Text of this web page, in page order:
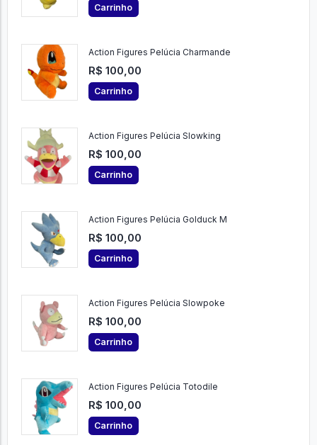
Carrinho
Action Figures Pelúcia Charmande
R$ 100,00
Carrinho
Action Figures Pelúcia Slowking
R$ 100,00
Carrinho
Action Figures Pelúcia Golduck M
R$ 100,00
Carrinho
Action Figures Pelúcia Slowpoke
R$ 100,00
Carrinho
Action Figures Pelúcia Totodile
R$ 100,00
Carrinho